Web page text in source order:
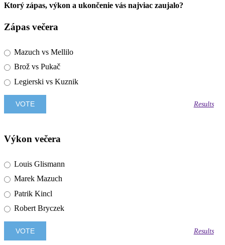
Ktorý zápas, výkon a ukončenie vás najviac zaujalo?
Zápas večera
Mazuch vs Mellilo
Brož vs Pukač
Legierski vs Kuznik
Results
Výkon večera
Louis Glismann
Marek Mazuch
Patrik Kincl
Robert Bryczek
Results